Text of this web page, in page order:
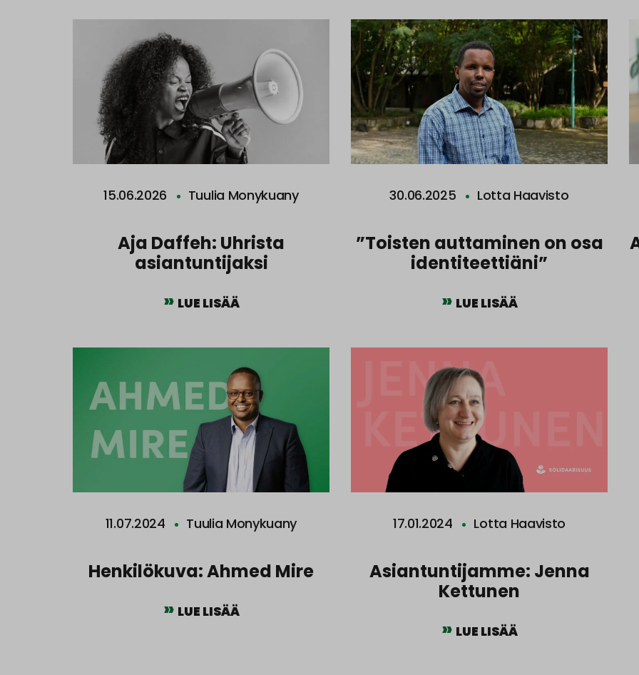
15.06.2026 Tuulia Monykuany
Aja Daffeh: Uhrista
asiantuntijaksi
LUE LISÄÄ
30.06.2025 Lotta Haavisto
”Toisten auttaminen on osa
identiteettiäni”
LUE LISÄÄ
11.07.2024 Tuulia Monykuany
Henkilökuva: Ahmed Mire
LUE LISÄÄ
17.01.2024 Lotta Haavisto
Asiantuntijamme: Jenna
Kettunen
LUE LISÄÄ